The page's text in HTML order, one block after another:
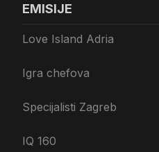
EMISIJE
Love Island Adria
Igra chefova
Specijalisti Zagreb
IQ 160